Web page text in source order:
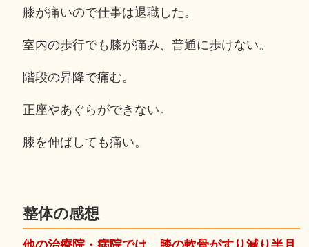
膝が痛いので仕事は退職した。
室内の歩行でも膝が痛み、普通に歩けない。
階段の昇降で痛む。
正座やあぐらができない。
膝を伸ばしても痛い。
整体の感想